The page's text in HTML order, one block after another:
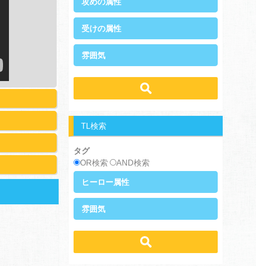
俺様攻め
硬派攻め
天然攻め
ノンケ攻め
黒髪攻め
年下攻め
ヤンキー攻め
受けの属性
ノンケ受け
黒髪受け
雰囲気
コミカル・シュール
あまあま
ほのぼの
TL検索
タグ
OR検索
AND検索
ヒーロー属性
王族・貴族
俺様
雰囲気
禁断・背徳
ロマンス